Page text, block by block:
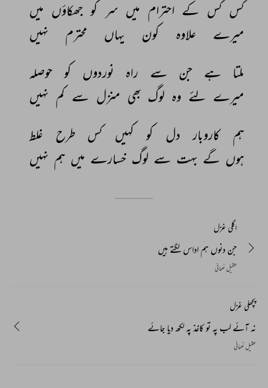
کس کس کے احترام میں سر کو جھکاؤں میں
میرے
علاوہ کون یہاں محترم
نہیں
ملتا
ہے جن سے راہ نوردوں کو
حوصلہ
میرے لئے وہ لوگ بھی منزل سے کم نہیں
ہم
کاروبار دل کو کہیں کس طرح
غلط
ہوں گے بہت سے لوگ خسارے میں ہم نہیں
اگلی غزل
جن دنوں ہم اداس لگتے ہیں
عقیل نعمانی
پچھلی غزل
نہ آئے لب پہ تو کاغذ پہ لکھ دیا جائے
عقیل نعمانی